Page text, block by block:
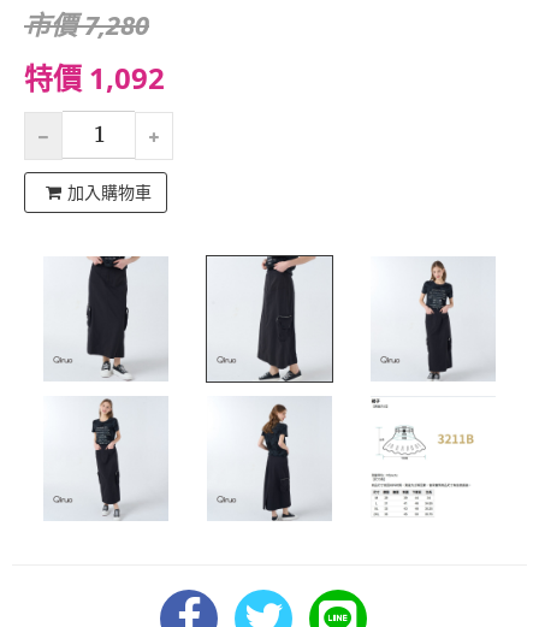
市價 7,280
特價 1,092
加入購物車